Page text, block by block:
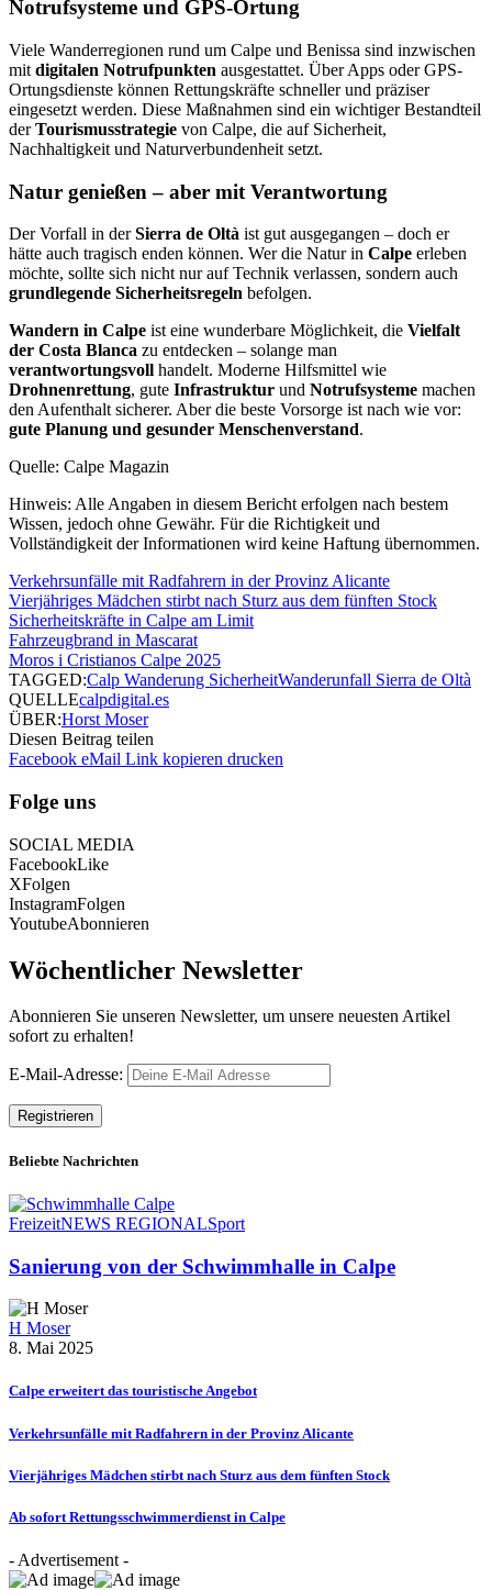
Notrufsysteme und GPS-Ortung
Viele Wanderregionen rund um Calpe und Benissa sind inzwischen
mit digitalen Notrufpunkten ausgestattet. Über Apps oder GPS-
Ortungsdienste können Rettungskräfte schneller und präziser
eingesetzt werden. Diese Maßnahmen sind ein wichtiger Bestandteil
derTourismusstrategie von Calpe, die auf Sicherheit,
Nachhaltigkeit und Naturverbundenheit setzt.
Natur genießen – aber mit Verantwortung
Der Vorfall in derSierra de Oltà ist gut ausgegangen – doch er
hätte auch tragisch enden können. Wer die Natur in Calpe erleben
möchte, sollte sich nicht nur auf Technik verlassen, sondern auch
grundlegende Sicherheitsregeln befolgen.
Wandern in Calpe ist eine wunderbare Möglichkeit, die Vielfalt
der Costa Blanca zu entdecken – solange man
verantwortungsvoll handelt. Moderne Hilfsmittel wie
Drohnenrettung, gute Infrastruktur und Notrufsysteme machen
den Aufenthalt sicherer. Aber die beste Vorsorge ist nach wie vor:
gute Planung und gesunder Menschenverstand.
Quelle: Calpe Magazin
Hinweis: Alle Angaben in diesem Bericht erfolgen nach bestem
Wissen, jedoch ohne Gewähr. Für die Richtigkeit und
Vollständigkeit der Informationen wird keine Haftung übernommen.
Verkehrsunfälle mit Radfahrern in der Provinz Alicante
Vierjähriges Mädchen stirbt nach Sturz aus dem fünften Stock
Sicherheitskräfte in Calpe am Limit
Fahrzeugbrand in Mascarat
Moros i Cristianos Calpe 2025
TAGGED:Calp Wanderung SicherheitWanderunfall Sierra de Oltà
QUELLEcalpdigital.es
ÜBER:Horst Moser
Diesen Beitrag teilen
Facebook eMail Link kopieren drucken
Folge uns
SOCIAL MEDIA
FacebookLike
XFolgen
InstagramFolgen
YoutubeAbonnieren
Wöchentlicher Newsletter
Abonnieren Sie unseren Newsletter, um unsere neuesten Artikel
sofort zu erhalten!
E-Mail-Adresse:
Beliebte Nachrichten
FreizeitNEWS REGIONALSport
Sanierung von der Schwimmhalle in Calpe
H Moser
8. Mai 2025
Calpe erweitert das touristische Angebot
Verkehrsunfälle mit Radfahrern in der Provinz Alicante
Vierjähriges Mädchen stirbt nach Sturz aus dem fünften Stock
Ab sofort Rettungsschwimmerdienst in Calpe
- Advertisement -